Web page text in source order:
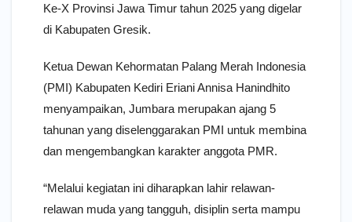
Ke-X Provinsi Jawa Timur tahun 2025 yang digelar
di Kabupaten Gresik.
Ketua Dewan Kehormatan Palang Merah Indonesia
(PMI) Kabupaten Kediri Eriani Annisa Hanindhito
menyampaikan, Jumbara merupakan ajang 5
tahunan yang diselenggarakan PMI untuk membina
dan mengembangkan karakter anggota PMR.
“Melalui kegiatan ini diharapkan lahir relawan-
relawan muda yang tangguh, disiplin serta mampu